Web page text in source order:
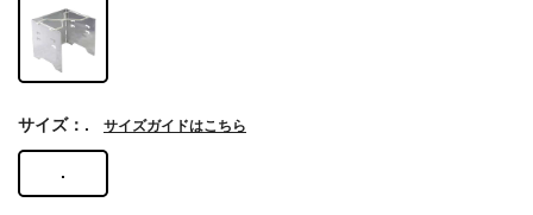
.
サイズ：. サイズガイドはこちら